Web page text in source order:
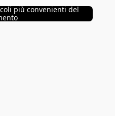
più convenienti del